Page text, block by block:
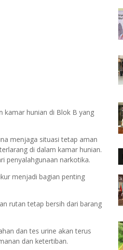
kamar hunian di Blok B yang
menjaga situasi tetap aman
di dalam kamar hunian.
penyalahgunaan narkotika.
menjadi bagian penting
rutan tetap bersih dari barang
dan tes urine akan terus
dan ketertiban.